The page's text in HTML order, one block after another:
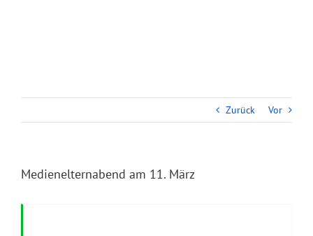
Zurück Vor
Medienelternabend am 11. März